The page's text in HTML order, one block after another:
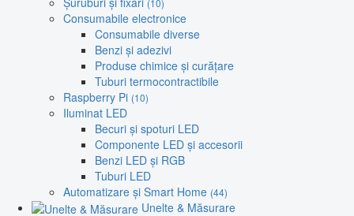
Consumabile electronice
Consumabile diverse
Benzi și adezivi
Produse chimice și curățare
Tuburi termocontractibile
Raspberry Pi (10)
Iluminat LED
Becuri și spoturi LED
Componente LED și accesorii
Benzi LED și RGB
Tuburi LED
Automatizare și Smart Home (44)
Unelte & Măsurare